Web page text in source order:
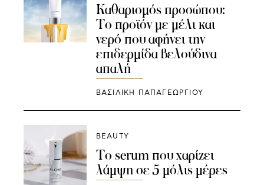
Καθαρισμός προσώπου:
Το προϊόν με μέλι και
νερό που αφήνει την
επιδερμίδα βελούδινα
απαλή
ΒΑΣΙΛΙΚΗ ΠΑΠΑΓΕΩΡΓΙΟΥ
BEAUTY
To serum που χαρίζει
λάμψη σε 5 μόλις μέρες